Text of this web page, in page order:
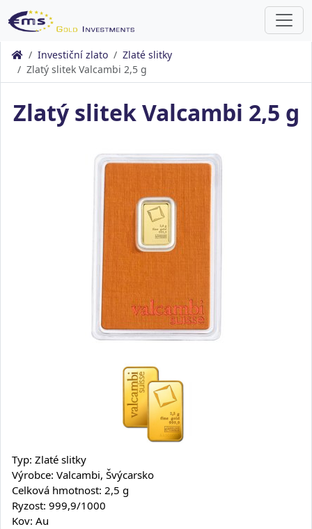
Investiční zlato
Zlaté slitky
Zlatý slitek Valcambi 2,5 g
Zlatý slitek Valcambi 2,5 g
Typ: Zlaté slitky
Výrobce: Valcambi, Švýcarsko
Celková hmotnost: 2,5 g
Ryzost: 999,9/1000
Kov: Au